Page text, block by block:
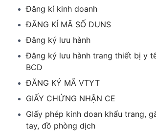
Đăng kí kinh doanh
ĐĂNG KÍ MÃ SỐ DUNS
Đăng ký lưu hành
Đăng ký lưu hành trang thiết bị y
BCD
ĐĂNG KÝ MÃ VTYT
GIẤY CHỨNG NHẬN CE
GIấy phép kinh doan khẩu trang,
tay, đồ phòng dịch